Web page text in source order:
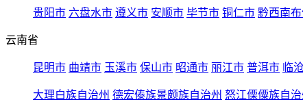
贵阳市 六盘水市 遵义市 安顺市 毕节市 铜仁市 黔西南
云南省
昆明市 曲靖市 玉溪市 保山市 昭通市 丽江市 普洱市 临
大理白族自治州 德宏傣族景颇族自治州 怒江傈僳族自治